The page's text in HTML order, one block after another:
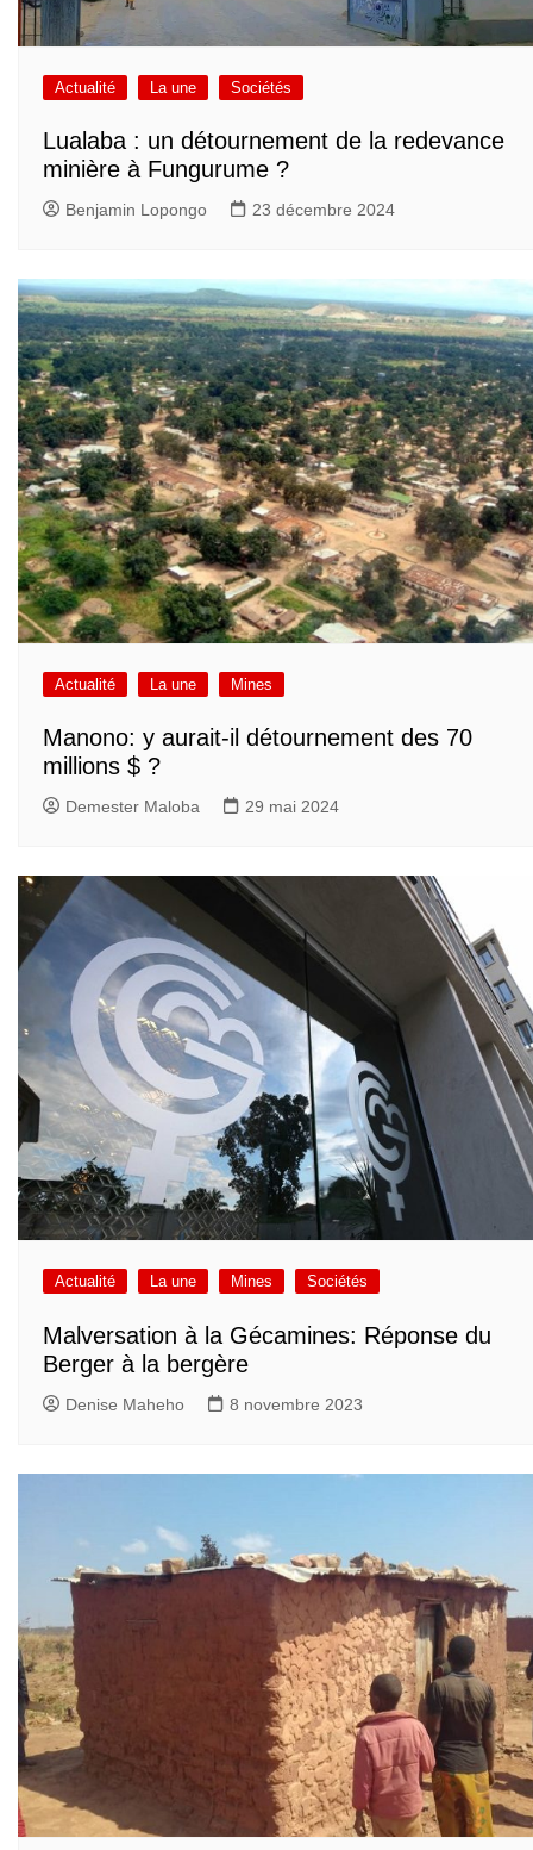
Actualité La une Sociétés
Lualaba : un détournement de la redevance
minière à Fungurume ?
Benjamin Lopongo 23 décembre 2024
Actualité La une Mines
Manono: y aurait-il détournement des 70
millions $ ?
Demester Maloba 29 mai 2024
Actualité La une Mines Sociétés
Malversation à la Gécamines: Réponse du
Berger à la bergère
Denise Maheho 8 novembre 2023